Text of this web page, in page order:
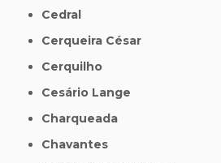
Cedral
Cerqueira César
Cerquilho
Cesário Lange
Charqueada
Chavantes